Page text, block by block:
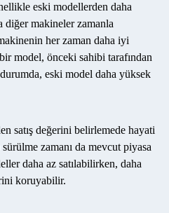
eski modellerden daha
diğer makineler zamanla
her zaman daha iyi
model, önceki sahibi tarafından
eski model daha yüksek
satış değerini belirlemede hayati
zamanı da mevcut piyasa
daha az satılabilirken, daha
koruyabilir.